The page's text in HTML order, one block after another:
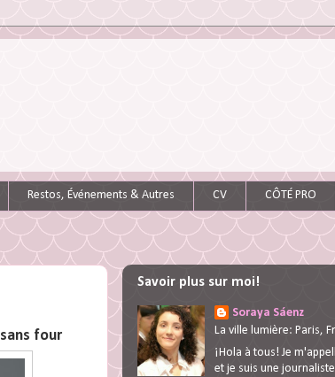
Restos, Événements & Autres CV CÔTÉ PRO
four
Savoir plus sur moi!
Soraya Sáenz
La ville lumière: Paris,
¡Hola à tous! Je
et je suis une journaliste